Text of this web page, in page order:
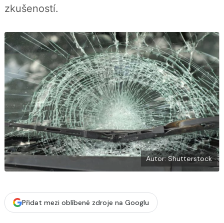
k
u
zkušeností.
Autor: Shutterstock
Přidat mezi oblíbené zdroje na Googlu